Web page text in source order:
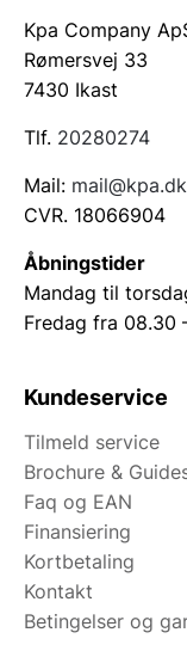
Kpa Company
Rømersvej 33
7430 Ikast
Tlf. 20280274
Mail: mail@kpa.dk
CVR. 18066904
Åbningstider
Mandag til
Fredag fra 08.30
Kundeservice
Tilmeld service
Brochure &
Faq og EAN
Finansiering
Kortbetaling
Kontakt
Betingelser og